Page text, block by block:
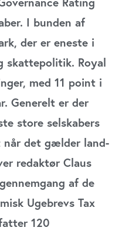
I bunden af
der er eneste i
skattepolitik. Royal
med 11 point i
Generelt er der
store selskabers
det gælder land-
redaktør Claus
af de
Ugebrevs Tax
120